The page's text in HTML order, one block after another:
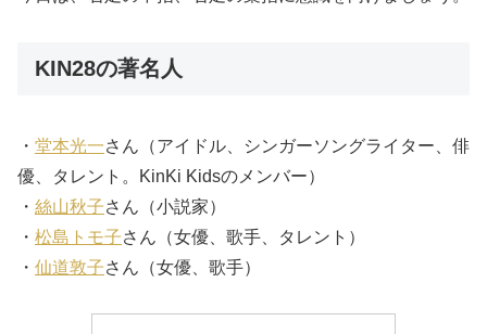
KIN28の著名人
・ 堂本光一さん（アイドル、シンガーソングライター、俳
優、タレント。KinKi Kidsのメンバー）
・ 絲山秋子さん（小説家）
・ 松島トモ子さん（女優、歌手、タレント）
・ 仙道敦子さん（女優、歌手）